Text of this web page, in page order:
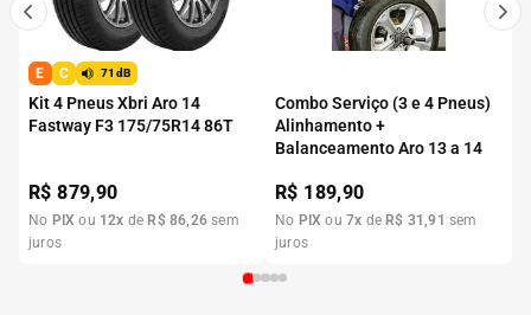
E C 71dB
Kit 4 Pneus Xbri Aro 14
Fastway F3 175/75R14 86T
R$879,90
No PIX ou 12x de R$ 86,26 sem
juros
Combo Serviço (3 e 4 Pneus)
Alinhamento +
Balanceamento Aro 13 a 14
R$ 189,90
No PIX ou7x de R$ 31 ,91 sem
juros